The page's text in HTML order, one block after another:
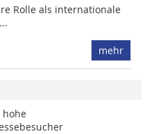
Rolle als internationale
mehr
hohe